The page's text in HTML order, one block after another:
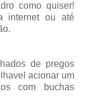
como quiser!
internet ou até
de pregos
acionar um
com buchas